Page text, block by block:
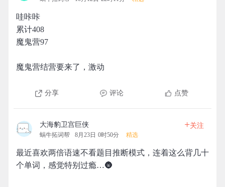
哇咔咔
累计408
魔鬼营97
魔鬼营结营要来了，激动
分享 评论 点赞
大海豹卫宫巨侠
蜗牛拓词帮 8月23日 0时50分 精选
+关注
最近喜欢两倍语速不看题目推断模式，连着这么背几十
个单词，感觉特别过瘾…🌚